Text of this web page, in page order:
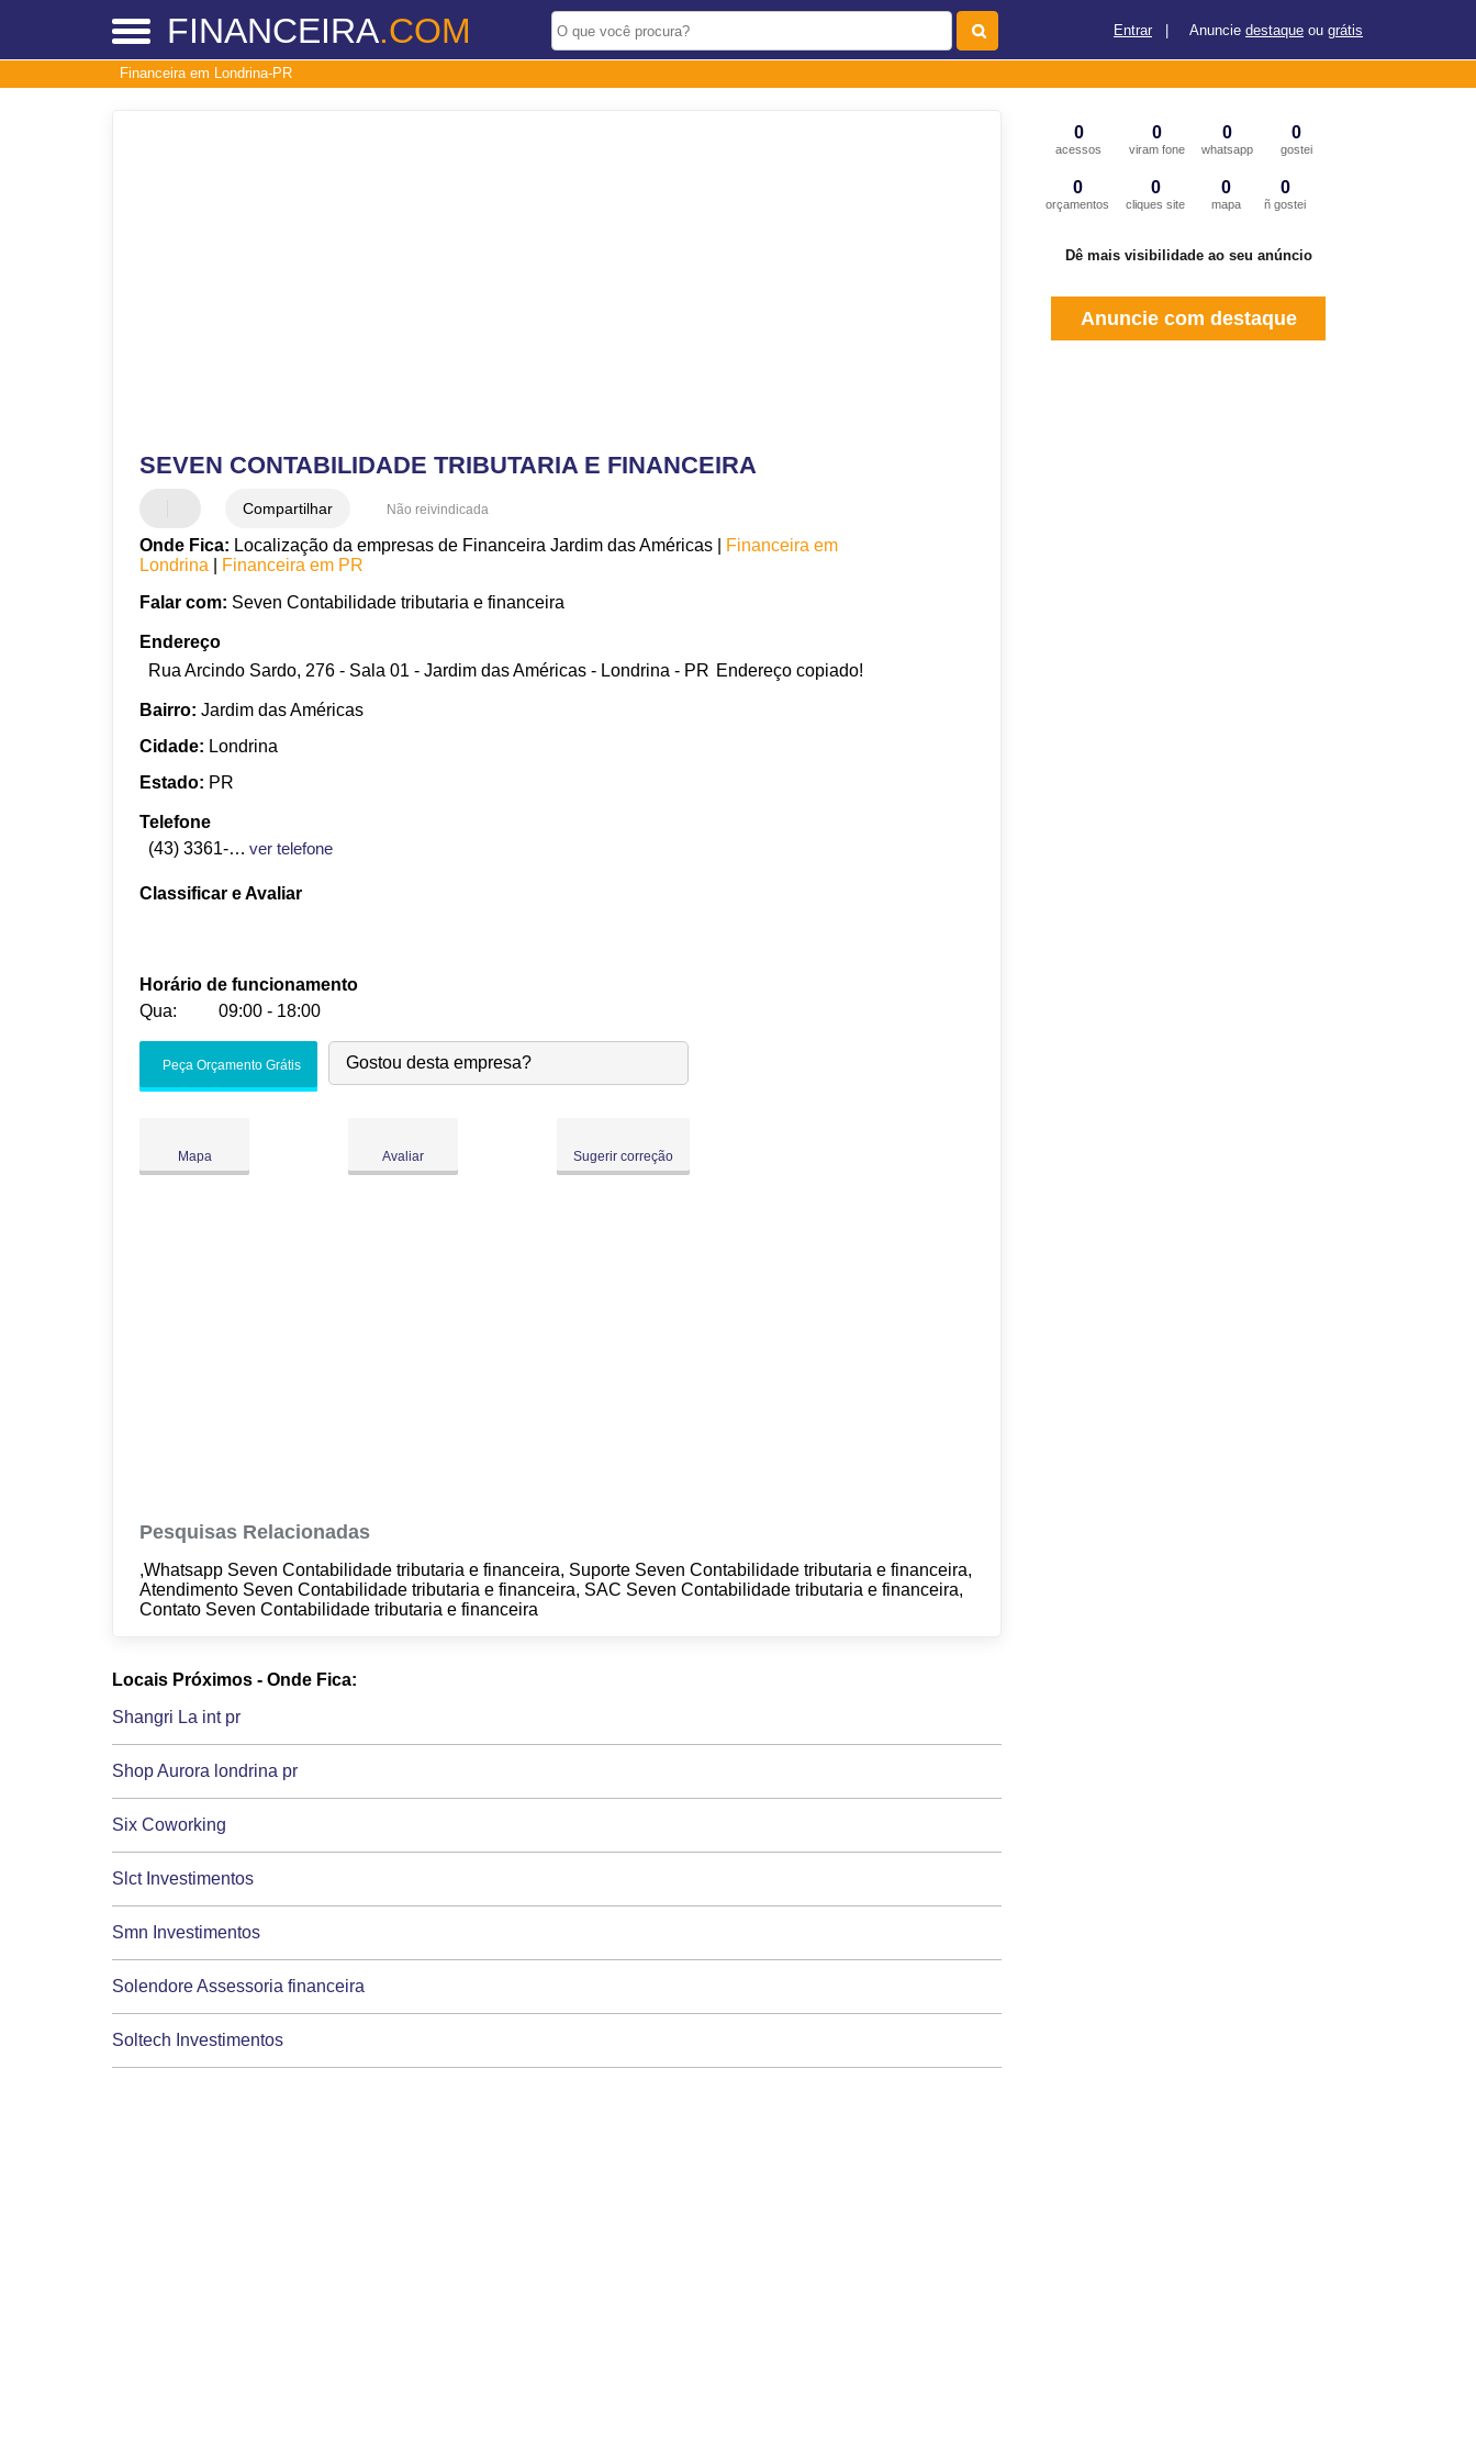
FINANCEIRA.COM Entrar Anuncie destaque ou grátis
Financeira em Londrina-PR
SEVEN CONTABILIDADE TRIBUTARIA E FINANCEIRA
Compartilhar Não reivindicada
Onde Fica: Localização da empresas de Financeira Jardim das Américas |
Financeira em
Londrina
Financeira em PR
Falar com: Seven Contabilidade tributaria e financeira
Endereço
Rua Arcindo Sardo, 276 - Sala 01 - Jardim das Américas - Londrina - PR Endereço copiado!
Bairro: Jardim das Américas
Cidade: Londrina
Estado: PR
Telefone
(43) 3361-1563
ver telefone
Classificar e Avaliar
Horário de funcionamento
Qua:
09:00 - 18:00
Sex:
Peça Orçamento Grátis Gostou desta empresa?
Mapa Avaliar Sugerir correção
Pesquisas Relacionadas
,Whatsapp Seven Contabilidade tributaria e financeira, Suporte Seven Contabilidade tributaria e financeira,
Atendimento Seven Contabilidade tributaria e financeira, SAC Seven Contabilidade tributaria e financeira,
Contato Seven Contabilidade tributaria e financeira
Locais Próximos - Onde Fica:
Shangri La int pr
Shop Aurora londrina pr
Six Coworking
Slct Investimentos
Smn Investimentos
Solendore Assessoria financeira
Soltech Investimentos
0
acessos
0
viram fone
0
whatsapp
0
gostei
0
orçamentos
0
cliques site
0
mapa
0
ñ gostei
Dê mais visibilidade ao seu anúncio
Anuncie com destaque